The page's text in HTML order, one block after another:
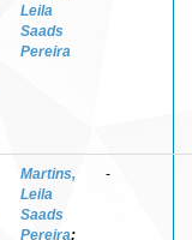
Leila
Saads
Pereira
Martins,
Leila
Saads
Pereira;
-